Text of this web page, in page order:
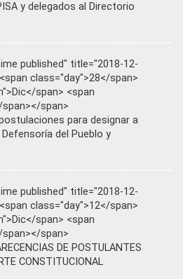
y delegados al Directorio
published" title="2018-12-
class="day">28</span>
span> <span
span>
para designar a
del Pueblo y
published" title="2018-12-
class="day">12</span>
span> <span
span>
DE POSTULANTES
CONSTITUCIONAL